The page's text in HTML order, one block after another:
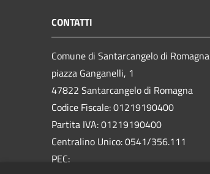
CONTATTI
Comune di Santarcangelo di Romagna
piazza Ganganelli, 1
47822 Santarcangelo di Romagna
Codice Fiscale: 01219190400
Partita IVA: 01219190400
Centralino Unico: 0541/356.111
PEC: